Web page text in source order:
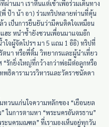
ผ่านมา เราตื่นแต่เช้าเพื่อร่วมเดินทาง
พี่ ป้า น้า อา) ร่วมทริปหลายท่านที่คุ้น
เป็นการยืนยันว่ามีคนติดใจเหมือน
ฮะ หนำซ้ำยังชวนเพื่อนมาแจมอีก
ใจผู้จัดโปรฯ มา 5 แถม 1 อิอิ) ทริปที่
นา หรือพี่ติ๋ม วิทยากรและผู้นำเที่ยว
“รักยิ่งใหญ่ที่กว้างกว่าพ่อมีต่อลูกหรือ
พธิดารามวรวิหารและวัดราชนัดดา
ทวนแก่นใจความหลักของ “เยือนยล
ในการตามหา “พระนครอันตรธาน”
ะนครมณฑล” ที่เรามองเห็นอยู่ทุกวัน